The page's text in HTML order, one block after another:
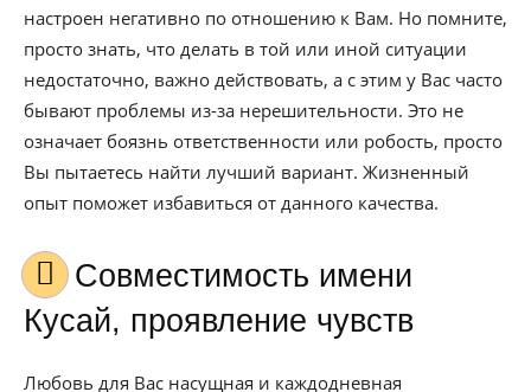
настроен негативно по отношению к Вам. Но помните,
просто знать, что делать в той или иной ситуации
недостаточно, важно действовать, а с этим у Вас часто
бывают проблемы из-за нерешительности. Это не
означает боязнь ответственности или робость, просто
Вы пытаетесь найти лучший вариант. Жизненный
опыт поможет избавиться от данного качества.
Совместимость имени
Кусай, проявление чувств
Любовь для Вас насущная и каждодневная